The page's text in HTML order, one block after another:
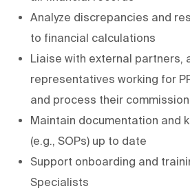
Analyze discrepancies and
to financial calculations
Liaise with external partners,
representatives working for
and process their
Maintain documentation and
(e.g., SOPs) up to date
Support onboarding and
Specialists